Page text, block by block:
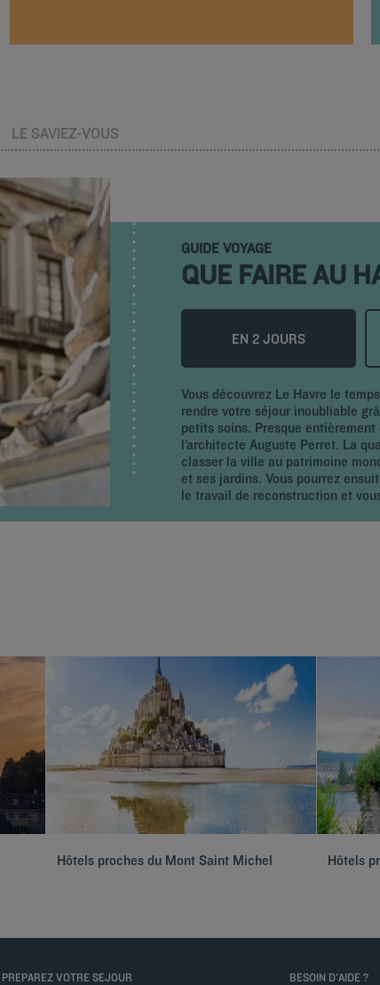
LE SAVIEZ-VOUS
GUIDE VOYAGE
QUE FAIRE AU
EN 2 JOURS
Vous découvrez Le Havre le
rendre votre séjour inoubliable
petits soins. Presque
l’architecte Auguste Perret. La
classer la ville au patrimoine
et ses jardins. Vous pourrez
le travail de reconstruction et
Hôtels proches du Mont Saint Michel Hôtels
PREPAREZ VOTRE SEJOUR BESOIN D'AIDE ?